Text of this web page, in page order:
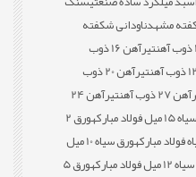
ناودانی شکفته
تیرآهن 16 ذوب
تیرآهن 20 ذوب
ذوب آهن
تیرآهن 24
مبارکه
ورق 2
ورق سیاه 10 میل
مبارکه
ورق 5